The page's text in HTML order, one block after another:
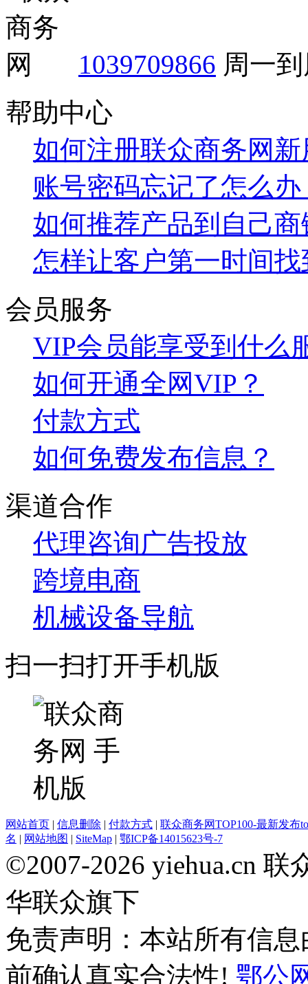
1039709866 周一
帮助中心
如何注册联众商务网
账号密码忘记了怎么办
如何推荐产品到自己
怎样让客户第一时间
会员服务
VIP会员能享受到什么
如何开通全网VIP？
付款方式
如何免费发布信息？
渠道合作
代理咨询广告投放
跨境电商
机械设备导航
扫一扫打开手机版
网站首页 | 信息删除 | 付款方式 | 联众商务网TOP100-最新发布
名 | 网站地图 | SiteMap | 鄂ICP备14015623号-7
©2007-2026 yiehua.cn
华联众旗下
免责声明：本站所有信
前确认真实合法性! 鄂公